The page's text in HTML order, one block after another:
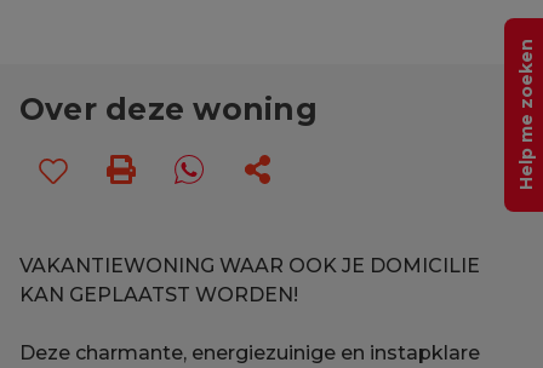
Over deze woning
VAKANTIEWONING WAAR OOK JE DOMICILIE
KAN GEPLAATST WORDEN!
Deze charmante, energiezuinige en instapklare
Help me zoeken